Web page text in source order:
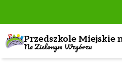
Przedszkole Miejskie
Na Zielonym Wzgórzu